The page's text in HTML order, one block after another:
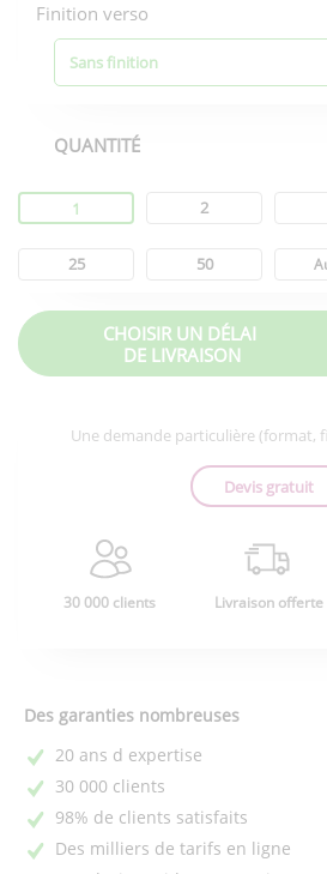
Finition verso
Sans finition
Quantité
QUANTITÉ
1 2
25 50
CHOISIR UN DÉLAI
DE LIVRAISON
Une demande particulière (format,
Devis gratuit
30 000 clients Livraison offerte
Des garanties nombreuses
20 ans d expertise
30 000 clients
98% de clients satisfaits
Des milliers de tarifs en ligne